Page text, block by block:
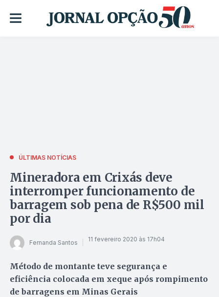
ÚLTIMAS NOTÍCIAS
Mineradora em Crixás deve
interromper funcionamento de
barragem sob pena de R$500 mil
por dia
Fernanda Santos 11 fevereiro 2020 às 17h04
Método de montante teve segurança e
eficiência colocada em xeque após rompimento
de barragens em Minas Gerais